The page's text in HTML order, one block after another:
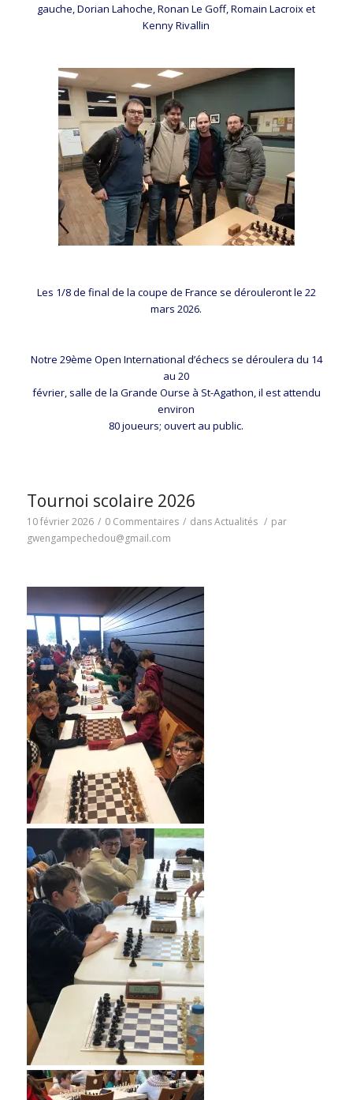
gauche, Dorian Lahoche, Ronan Le Goff, Romain Lacroix et
Kenny Rivallin
Les 1/8 de final de la coupe de France se dérouleront le 22
mars 2026.
Notre 29ème Open International d’échecs se déroulera du 14
au 20
février, salle de la Grande Ourse à St-Agathon, il est attendu
environ
80 joueurs; ouvert au public.
Tournoi scolaire 2026
10 février 2026 / 0 Commentaires / dansActualités / par
gwengampechedou@gmail.com